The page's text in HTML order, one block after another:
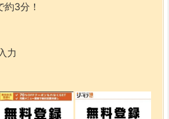
3分！
力